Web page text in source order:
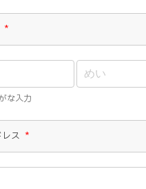
*
な入力
ス *